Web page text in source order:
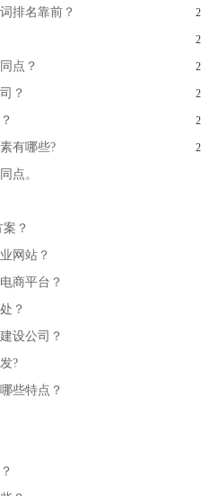
排名靠前？
点？
？
有哪些?
点。
？
网站？
商平台？
？
设公司？
?
些特点？